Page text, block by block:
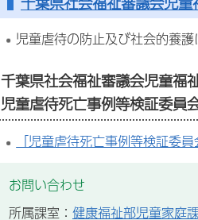
児童虐待の防止及び社会的養
千葉県社会福祉審議会児童福
児童虐待死亡事例等検証委員
「児童虐待死亡事例等検証委
お問い合わせ
所属課室： 健康福祉部児童家庭